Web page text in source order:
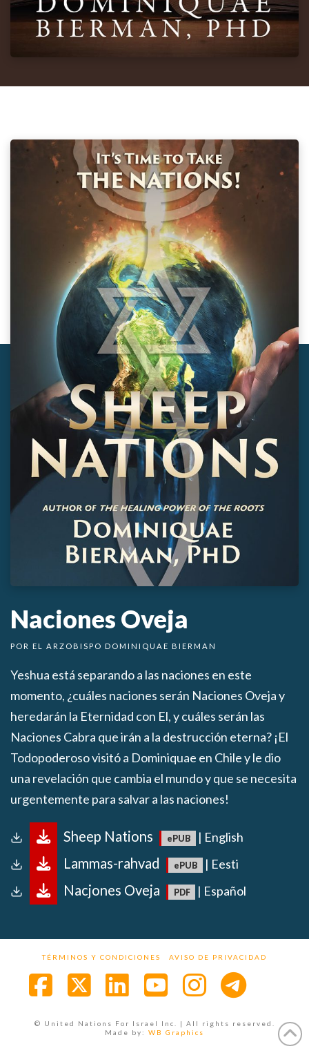
Naciones Oveja
POR EL ARZOBISPO DOMINIQUAE BIERMAN
Yeshua está separando a las naciones en este
momento, ¿cuáles naciones serán Naciones Oveja y
heredarán la Eternidad con El, y cuáles serán las
Naciones Cabra que irán a la destrucción eterna? ¡El
Todopoderoso visitó a Dominiquae en Chile y le dio
una revelación que cambia el mundo y que se necesita
urgentemente para salvar a las naciones!
Sheep Nations | English
Lammas-rahvad | Eesti
Nacjones Oveja | Español
TÉRMINOS Y CONDICIONES AVISO DE PRIVACIDAD
© United Nations For Israel Inc. | All rights reserved.
Made by: WB Graphics